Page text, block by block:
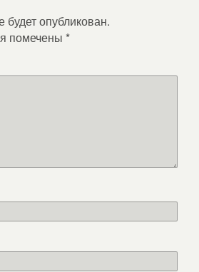
опубликован.
помечены *